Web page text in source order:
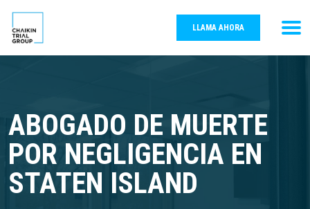
LLAMA AHORA
ABOGADO DE MUERTE
POR NEGLIGENCIA EN
STATEN ISLAND